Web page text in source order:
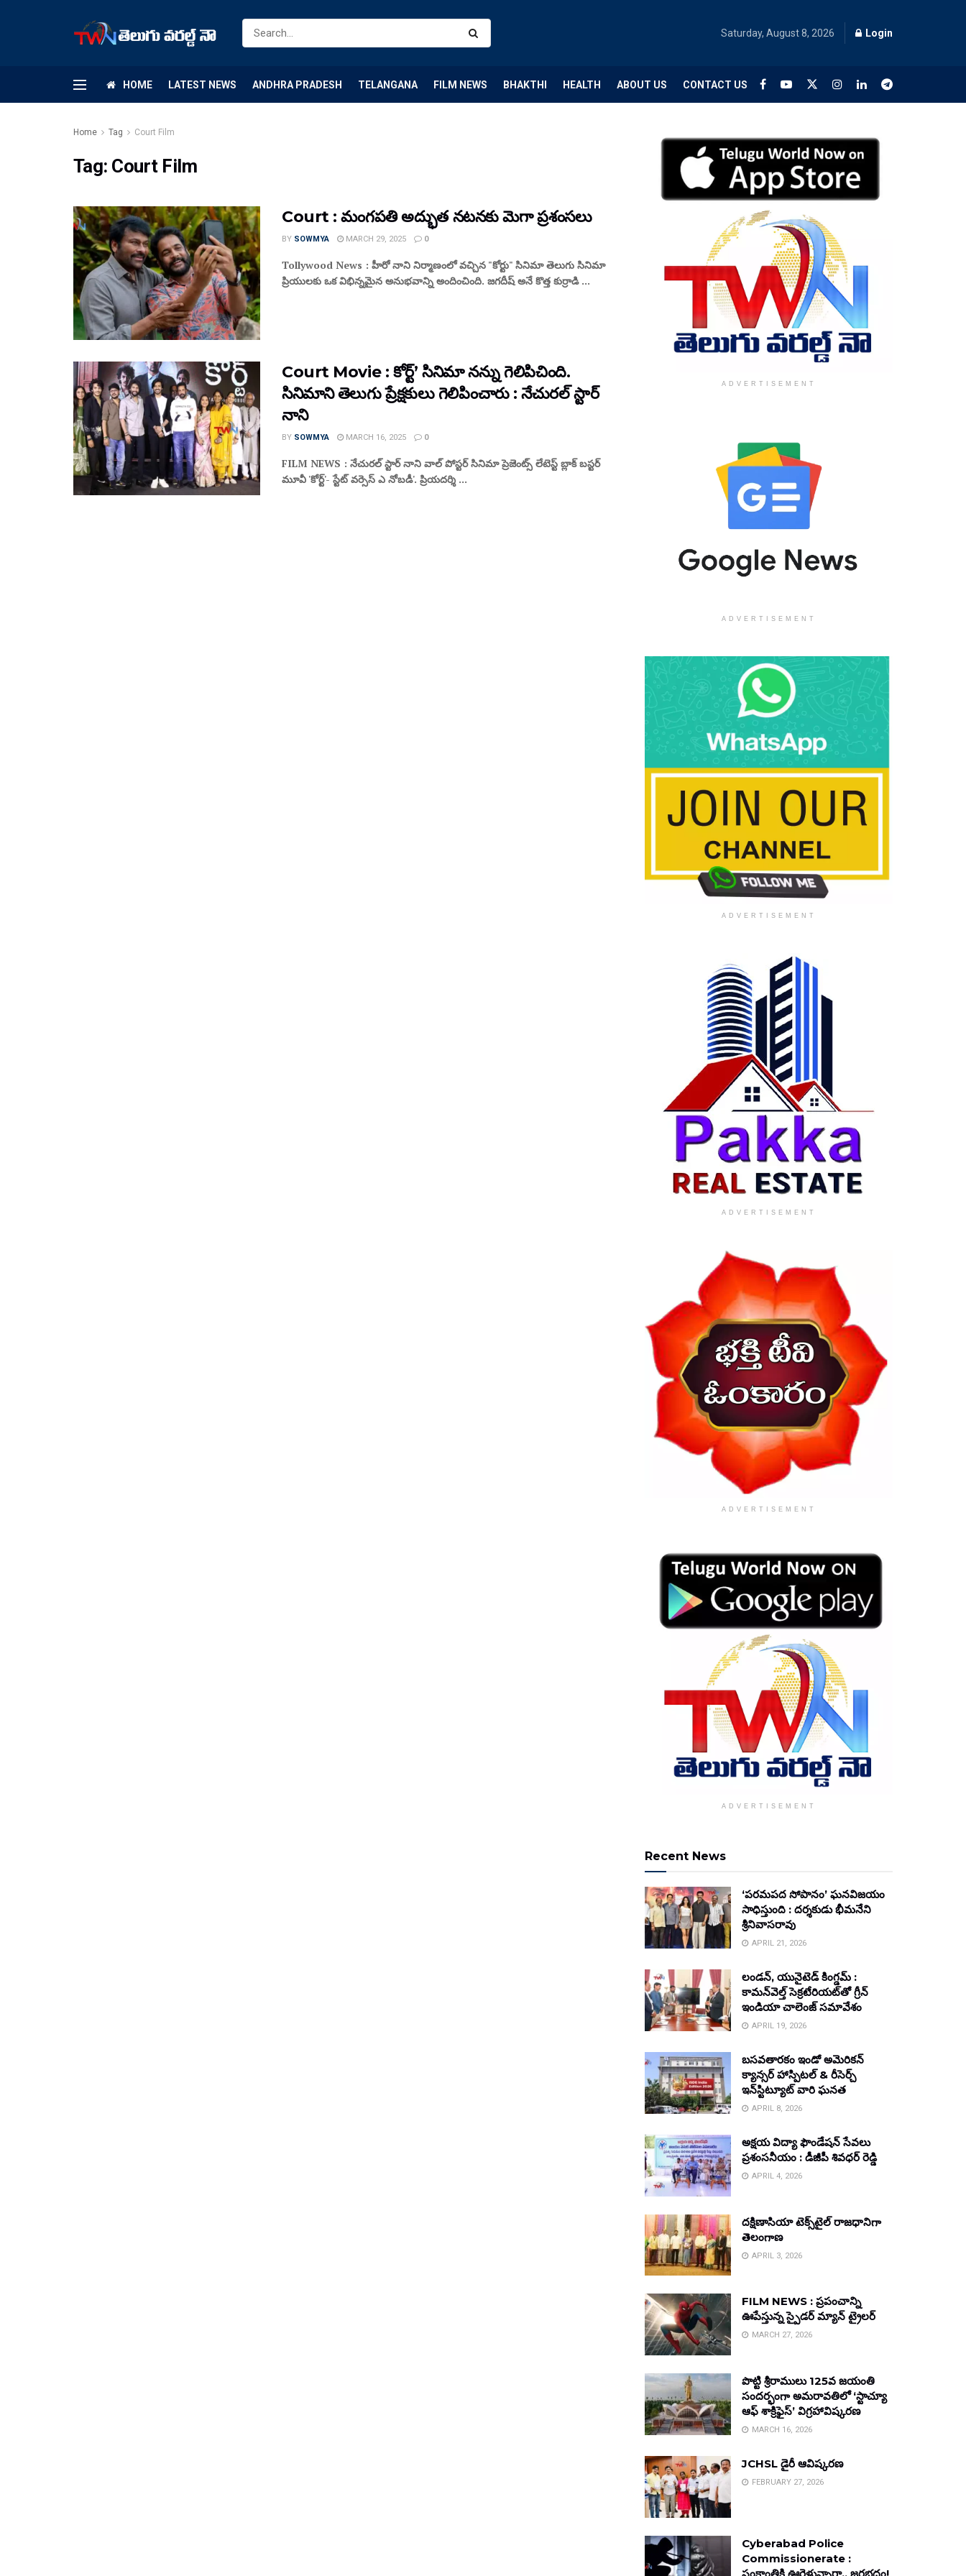
Saturday, August 8, 2026 Login
HOME LATEST NEWS ANDHRA PRADESH TELANGANA FILM NEWS BHAKTHI HEALTH ABOUT US CONTACT US
Home Tag Court Film
Tag: Court Film
Court : మంగపతి అద్భుత నటనకు మెగా ప్రశంసలు
BY SOWMYA MARCH 29, 2025 0
Tollywood News : హీరో నాని నిర్మాణంలో వచ్చిన "కోర్టు" సినిమా తెలుగు సినిమా
ప్రియులకు ఒక విభిన్నమైన అనుభవాన్ని అందించింది. జగదీష్ అనే కొత్త కుర్రాడి ...
Court Movie : కోర్ట్’ సినిమా నన్ను గెలిపిచింది.
సినిమాని తెలుగు ప్రేక్షకులు గెలిపించారు : నేచురల్ స్టార్
నాని
BY SOWMYA MARCH 16, 2025 0
FILM NEWS : నేచురల్ స్టార్ నాని వాల్ పోస్టర్ సినిమా ప్రెజెంట్స్ లేటెస్ట్ బ్లాక్ బస్టర్
మూవీ 'కోర్ట్'- స్టేట్ వర్సెస్ ఎ నోబడీ'. ప్రియదర్శి ...
ADVERTISEMENT
ADVERTISEMENT
ADVERTISEMENT
ADVERTISEMENT
ADVERTISEMENT
ADVERTISEMENT
Recent News
‘పరమపద సోపానం’ ఘనవిజయం
సాధిస్తుంది : దర్శకుడు భీమనేని
శ్రీనివాసరావు
APRIL 21, 2026
లండన్, యునైటెడ్ కింగ్డమ్ :
కామన్‌వెల్త్ సెక్రటేరియట్‌తో గ్రీన్
ఇండియా చాలెంజ్ సమావేశం
APRIL 19, 2026
బసవతారకం ఇండో అమెరికన్
క్యాన్సర్ హాస్పిటల్ & రీసెర్చ్
ఇన్‌స్టిట్యూట్ వారి ఘనత
APRIL 8, 2026
అక్షయ విద్యా ఫౌండేషన్ సేవలు
ప్రశంసనీయం : డీజీపీ శివధర్ రెడ్డి
APRIL 4, 2026
దక్షిణాసియా టెక్స్‌టైల్ రాజధానిగా
తెలంగాణ
APRIL 3, 2026
FILM NEWS : ప్రపంచాన్ని
ఊపేస్తున్న స్పైడర్ మ్యాన్ ట్రైలర్
MARCH 27, 2026
పొట్టి శ్రీరాములు 125వ జయంతి
సందర్భంగా అమరావతిలో ‘స్టాచ్యూ
ఆఫ్ శాక్రిఫైస్’ విగ్రహావిష్కరణ
MARCH 16, 2026
JCHSL డైరీ ఆవిష్కరణ
FEBRUARY 27, 2026
Cyberabad Police
Commissionerate :